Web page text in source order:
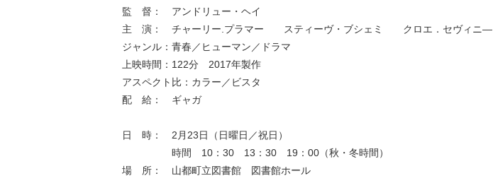
監 督： アンドリュー・ヘイ
主 演： チャーリー.プラマー スティーヴ・ブシェミ クロエ．セヴィニ―
ジャンル：青春／ヒューマン／ドラマ
上映時間：122分 2017年製作
アスペクト比：カラー／ビスタ
配 給： ギャガ
日 時： 2月23日（日曜日／祝日）
時間 10：30 13：30 19：00（秋・冬時間）
場 所： 山都町立図書館 図書館ホール